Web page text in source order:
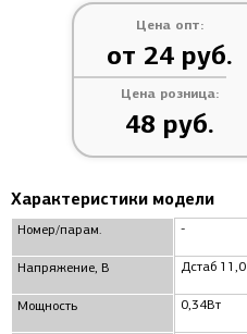
Цена опт:
от 24 руб.
Цена розница:
48 руб.
Характеристики модели
Номер/парам.
Напряжение, В
Мощность
-
Дстаб 11,0
0,34Вт